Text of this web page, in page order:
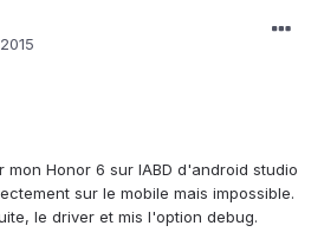
Honor 6 sur lABD d'android studio
sur le mobile mais impossible.
le driver et mis l'option debug.